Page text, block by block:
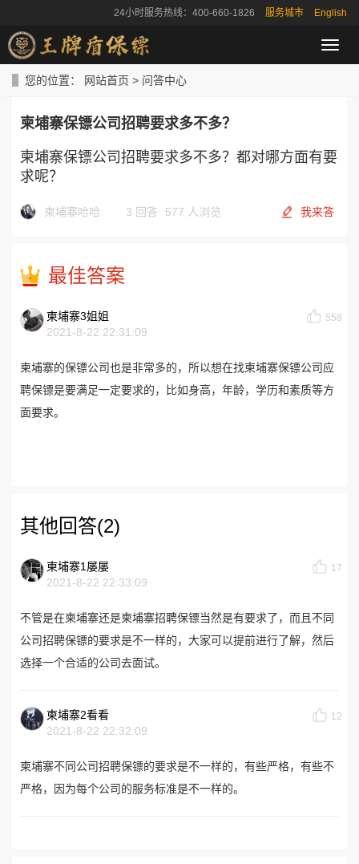
24小时服务热线：400-660-1826 服务城市 English
导
航
您的位置： 网站首页 > 问答中心
柬埔寨保镖公司招聘要求多不多？
柬埔寨保镖公司招聘要求多不多？都对哪方面有要
求呢？
柬埔寨哈哈 3 回答· 577 人浏览 我来答
最佳答案
柬埔寨3姐姐
2021-8-22 22:31:09
558
柬埔寨的保镖公司也是非常多的，所以想在找柬埔寨保镖公司应
聘保镖是要满足一定要求的，比如身高，年龄，学历和素质等方
面要求。
其他回答(2)
柬埔寨1屡屡
2021-8-22 22:33:09
17
不管是在柬埔寨还是柬埔寨招聘保镖当然是有要求了，而且不同
公司招聘保镖的要求是不一样的，大家可以提前进行了解，然后
选择一个合适的公司去面试。
柬埔寨2看看
2021-8-22 22:32:09
12
柬埔寨不同公司招聘保镖的要求是不一样的，有些严格，有些不
严格，因为每个公司的服务标准是不一样的。